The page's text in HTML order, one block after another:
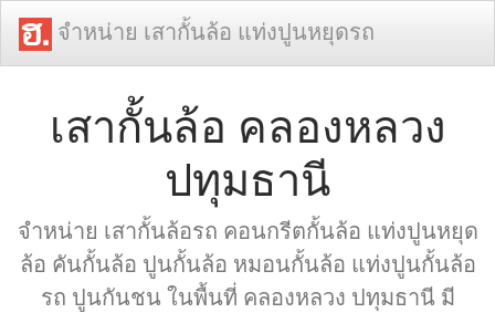
จำหน่าย เสากั้นล้อ แท่งปูนหยุดรถ
เสากั้นล้อ คลองหลวง
ปทุมธานี
จำหน่าย เสากั้นล้อรถ คอนกรีตกั้นล้อ แท่งปูนหยุด
ล้อ คันกั้นล้อ ปูนกั้นล้อ หมอนกั้นล้อ แท่งปูนกั้นล้อ
รถ ปูนกันชน ในพื้นที่ คลองหลวง ปทุมธานี มี